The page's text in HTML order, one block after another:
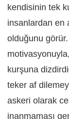
kendisinin tek
insanlardan en
olduğunu
kurşuna
teker af
askeri olarak
inanmaması